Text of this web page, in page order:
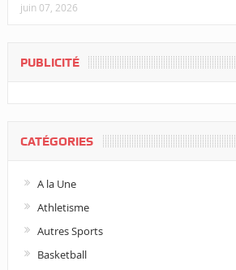
juin 07, 2026
PUBLICITÉ
CATÉGORIES
A la Une
Athletisme
Autres Sports
Basketball